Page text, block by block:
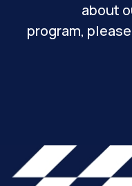
about
program,